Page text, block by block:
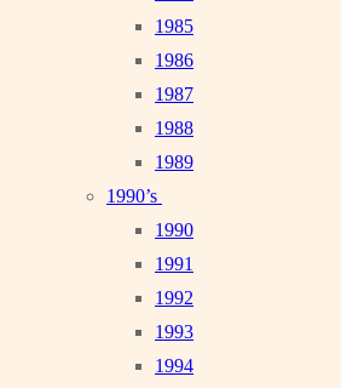
1985
1986
1987
1988
1989
1990’s
1990
1991
1992
1993
1994